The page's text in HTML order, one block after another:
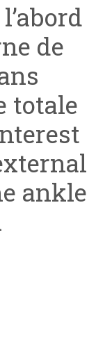
de
totale
ankle